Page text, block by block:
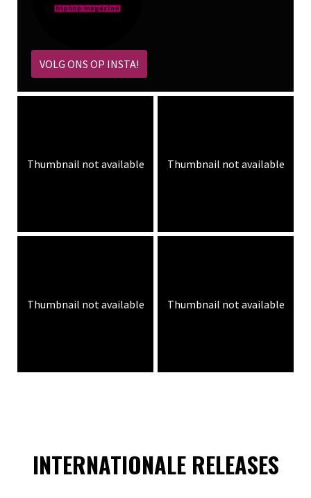
VOLG ONS OP INSTA!
Thumbnail not available Thumbnail not available
Thumbnail not available Thumbnail not available
INTERNATIONALE RELEASES